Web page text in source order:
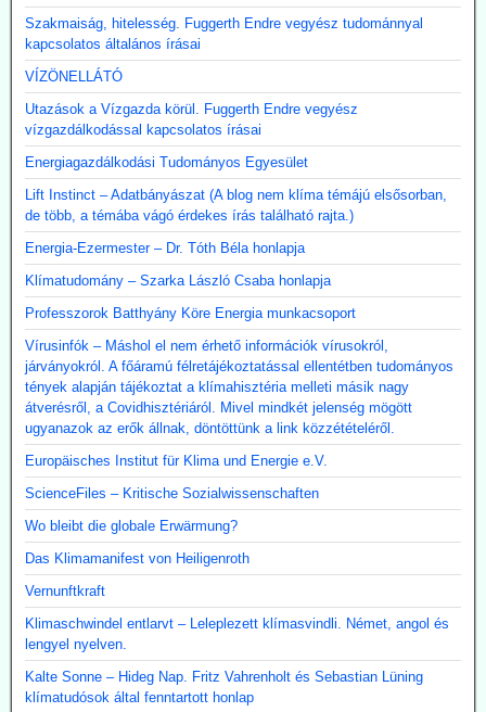
Szakmaiság, hitelesség. Fuggerth Endre vegyész tudománnyal
kapcsolatos általános írásai
VÍZÖNELLÁTÓ
Utazások a Vízgazda körül. Fuggerth Endre vegyész
vízgazdálkodással kapcsolatos írásai
Energiagazdálkodási Tudományos Egyesület
Lift Instinct – Adatbányászat (A blog nem klíma témájú elsősorban,
de több, a témába vágó érdekes írás található rajta.)
Energia-Ezermester – Dr. Tóth Béla honlapja
Klímatudomány – Szarka László Csaba honlapja
Professzorok Batthyány Köre Energia munkacsoport
Vírusinfók – Máshol el nem érhető információk vírusokról,
járványokról. A főáramú félretájékoztatással ellentétben tudományos
tények alapján tájékoztat a klímahisztéria melleti másik nagy
átverésről, a Covidhisztériáról. Mivel mindkét jelenség mögött
ugyanazok az erők állnak, döntöttünk a link közzétételéről.
Europäisches Institut für Klima und Energie e.V.
ScienceFiles – Kritische Sozialwissenschaften
Wo bleibt die globale Erwärmung?
Das Klimamanifest von Heiligenroth
Vernunftkraft
Klimaschwindel entlarvt – Leleplezett klímasvindli. Német, angol és
lengyel nyelven.
Kalte Sonne – Hideg Nap. Fritz Vahrenholt és Sebastian Lüning
klímatudósok által fenntartott honlap